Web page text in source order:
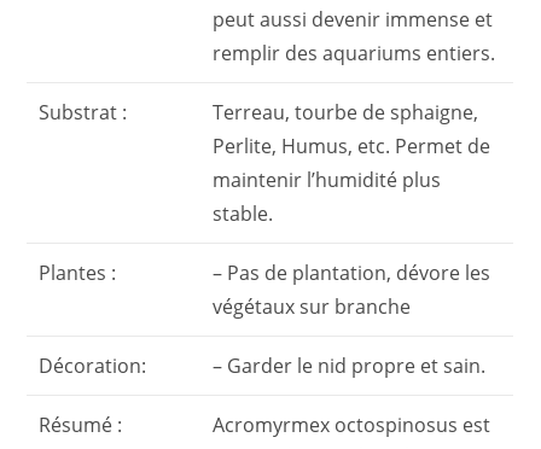
peut aussi devenir immense et
remplir des aquariums entiers.
Substrat :
Terreau, tourbe de sphaigne,
Perlite, Humus, etc. Permet de
maintenir l’humidité plus
stable.
Plantes :
– Pas de plantation, dévore les
végétaux sur branche
Décoration: – Garder le nid propre et sain.
Résumé :
Acromyrmex octospinosus est